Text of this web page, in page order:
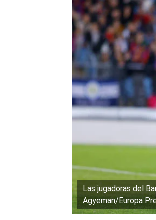
Las jugadoras del
Agyeman/Europa